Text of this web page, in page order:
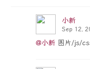
小新
Sep 12,
@小新 图片/js/